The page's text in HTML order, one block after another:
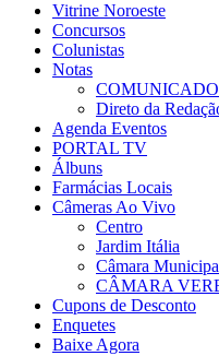
Vitrine Noroeste
Concursos
Colunistas
Notas
Direto da
Agenda Eventos
PORTAL TV
Álbuns
Farmácias Locais
Câmeras Ao Vivo
Centro
Jardim Itália
Câmara
CÂMARA
Cupons de Desconto
Enquetes
Baixe Agora